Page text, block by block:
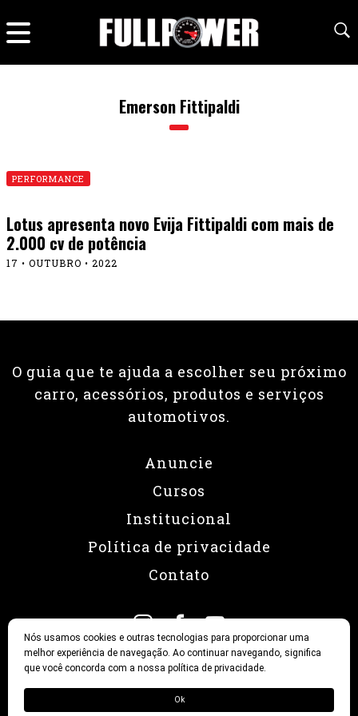
Emerson Fittipaldi
PERFORMANCE
Lotus apresenta novo Evija Fittipaldi com mais de
2.000 cv de potência
17 • OUTUBRO • 2022
O guia que te ajuda a escolher seu próximo
carro, acessórios, produtos e serviços
automotivos.
Anuncie
Cursos
Institucional
Política de privacidade
Contato
Nós usamos cookies e outras tecnologias para proporcionar uma
melhor experiência de navegação. Ao continuar navegando, significa
que você concorda com a nossa política de privacidade.
Ok